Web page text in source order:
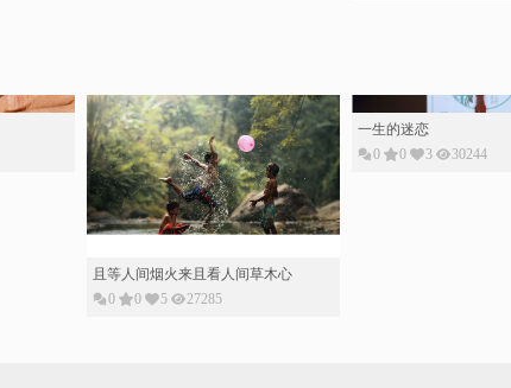
且等人间烟火来且看人间草木心
0
0 5 27285
一生的迷恋
0
0 3 30244